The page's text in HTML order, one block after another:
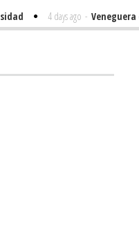
4 days ago - Veneguera